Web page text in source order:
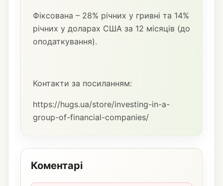
Фіксована – 28% річних у гривні та 14%
річних у доларах США за 12 місяців (до
оподаткування).
Контакти за посиланням:
https://hugs.ua/store/investing-in-a-
group-of-financial-companies/
Коментарі